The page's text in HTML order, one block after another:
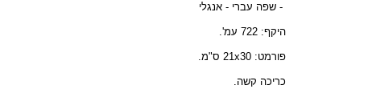
- שפה עברי - אנגלי
היקף: 722 עמ'.
פורמט: 21x30 ס"מ.
כריכה קשה.